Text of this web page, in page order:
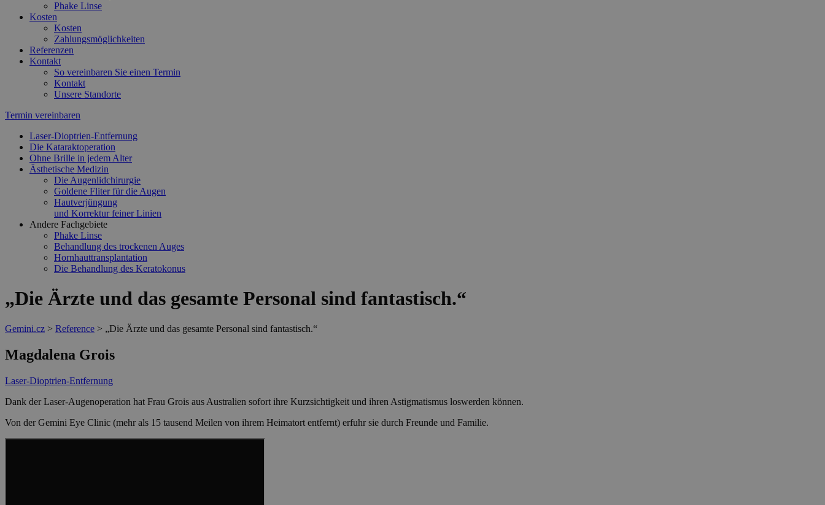
Phake Linse
Kosten
Kosten
Zahlungsmöglichkeiten
Referenzen
Kontakt
So vereinbaren Sie einen Termin
Kontakt
Unsere Standorte
Termin vereinbaren
Laser-Dioptrien-Entfernung
Die Kataraktoperation
Ohne Brille in jedem Alter
Ästhetische Medizin
Die Augenlidchirurgie
Goldene Fliter für die Augen
Hautverjüngung
und Korrektur feiner Linien
Andere Fachgebiete
Phake Linse
Behandlung des trockenen Auges
Hornhauttransplantation
Die Behandlung des Keratokonus
„Die Ärzte und das gesamte Personal sind fantastisch.“
Gemini.cz > Reference > „Die Ärzte und das gesamte Personal sind fantastisch.“
Magdalena Grois
Laser-Dioptrien-Entfernung
Dank der Laser-Augenoperation hat Frau Grois aus Australien sofort ihre Kurzsichtigkeit und ihren Astigmatismus loswerden können.
Von der Gemini Eye Clinic (mehr als 15 tausend Meilen von ihrem Heimatort entfernt) erfuhr sie durch Freunde und Familie.